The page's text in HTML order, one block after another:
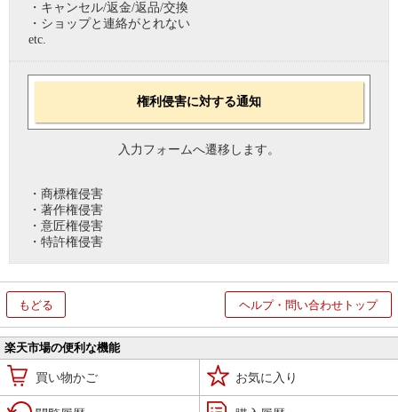
・キャンセル/返金/返品/交換
・ショップと連絡がとれない
etc.
権利侵害に対する通知
入力フォームへ遷移します。
・商標権侵害
・著作権侵害
・意匠権侵害
・特許権侵害
もどる ヘルプ・問い合わせトップ
楽天市場の便利な機能
買い物かご お気に入り